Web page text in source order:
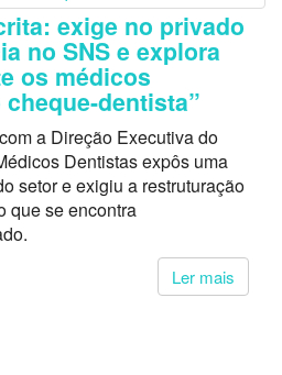
exige no privado
no SNS e explora
os médicos
dentista”
a Direção Executiva do
Dentistas expôs uma
setor e exigiu a restruturação
que se encontra
Ler mais